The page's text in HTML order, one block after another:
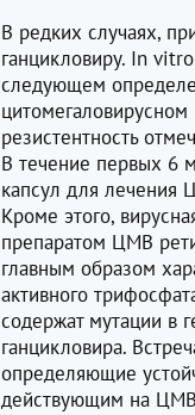
В редких случаях,
ганцикловиру. In
следующем
резистентность
В течение первых 6
капсул для лечения
Кроме этого,
препаратом ЦМВ
главным образом
активного
содержат мутации в
ганцикловира.
определяющие
действующим на